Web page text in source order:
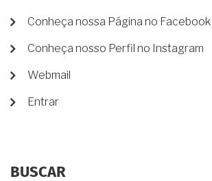
MENU
CONTA
DE
Conheça nossa Página no Facebook
Conheça nosso Perfil no Instagram
Webmail
Entrar
BUSCAR